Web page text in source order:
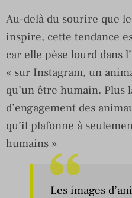
Au-delà du sourire que
inspire, cette tendance
car elle pèse lourd dans
« sur Instagram, un
qu’un être humain. Plus
d’engagement des
qu’il plafonne à
humains »
Les images